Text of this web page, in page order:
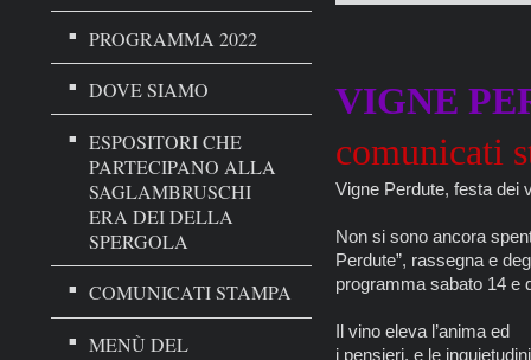
PROGRAMMA 2022
DOVE SIAMO
ESPOSITORI CHE
PARTECIPANO ALLA
SAGLAMBRUSCHI
ERA DEI DELLA
SPERGOLA
COMUNICATI STAMPA
MENÙ DEL
VIGNE
comunicati
Vigne Perdute, festa dei
Non si sono ancora
Perdute”, rassegna e
programma sabato 14 e
Il vino eleva l’anima ed
i pensieri, e le inquietudini